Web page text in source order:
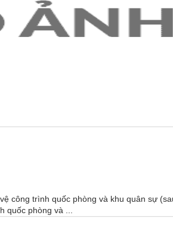
công trình quốc phòng và khu quân sự
phòng và ...